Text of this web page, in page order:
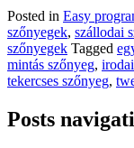
Posted in Easy
szőnyegek, szállodai
szőnyegek Tagged
mintás szőnyeg,
tekercses szőnyeg,
Posts